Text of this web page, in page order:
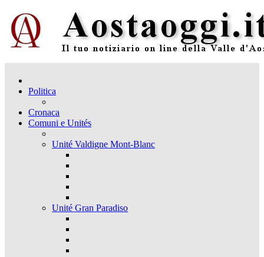
Politica
Cronaca
Comuni e Unités
Unité Valdigne Mont-Blanc
Unité Gran Paradiso